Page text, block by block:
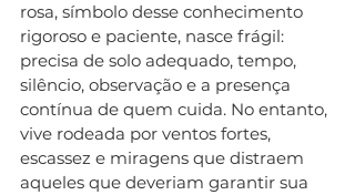
rosa, símbolo desse conhecimento
rigoroso e paciente, nasce frágil:
precisa de solo adequado, tempo,
silêncio, observação e a presença
contínua de quem cuida. No entanto,
vive rodeada por ventos fortes,
escassez e miragens que distraem
aqueles que deveriam garantir sua